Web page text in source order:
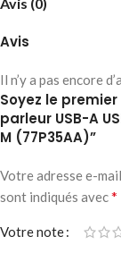
Avis
Il n’y a pas encore
Soyez le
parleur USB-A
M (77P35AA)”
Votre adresse e-
sont indiqués avec*
Votre note